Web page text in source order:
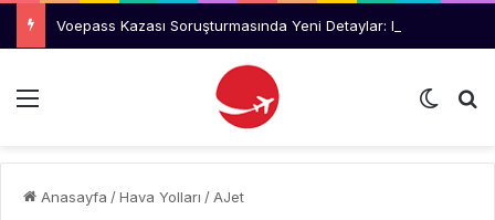
Menü Dış
Anasayfa /Hava Yolları /AJet